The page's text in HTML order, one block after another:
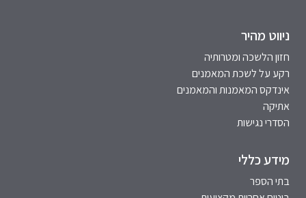
ניווט מהיר
חזון הלשכה ומטרותיה
רקע על לשכת המאמנים
אינדקס המאמנות והמאמנים
אתיקה
הסדרי נגישות
מידע כללי
בתי הספר